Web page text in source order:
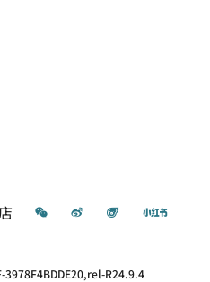
微信 微博 飞猪 小红书
3978F4BDDE20,rel-R24.9.4